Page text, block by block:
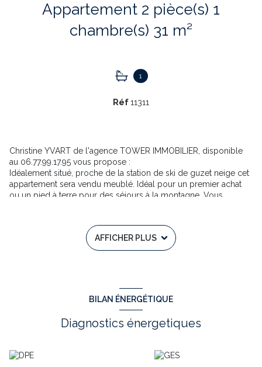
Appartement 2 pièce(s) 1
chambre(s) 31 m²
1
Réf11311
Christine YVART de l'agence TOWER IMMOBILIER, disponible
au 06.77.99.17.95 vous propose :
Idéalement situé, proche de la station de ski de guzet neige cet
appartement sera vendu meublé. Idéal pour un premier achat
ou un pied à terre pour des séjours à la montagne, Vous
chambre avec placard, une salle de bains. A l'entrée de la
résidence vous bénéficiez d'un placard à ski privé.
Pour plus d'informations n'hésitez pas à me contacter.
exposé sont disponibles sur le site Géorisques :
Annonce proposée par un agent commercial
AFFICHER PLUS
BILAN ÉNERGÉTIQUE
Diagnostics énergetiques